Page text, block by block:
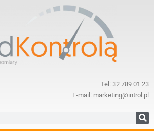
Tel: 32 789 01 23
E-mail: marketing@introl.pl